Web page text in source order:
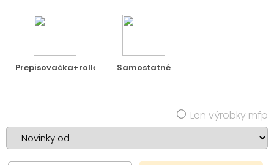
Prepisovačka+roller Samostatné
Len výrobky mfp